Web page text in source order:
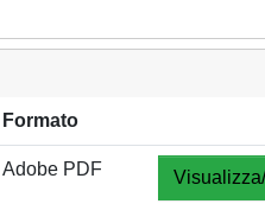
Formato
Adobe PDF